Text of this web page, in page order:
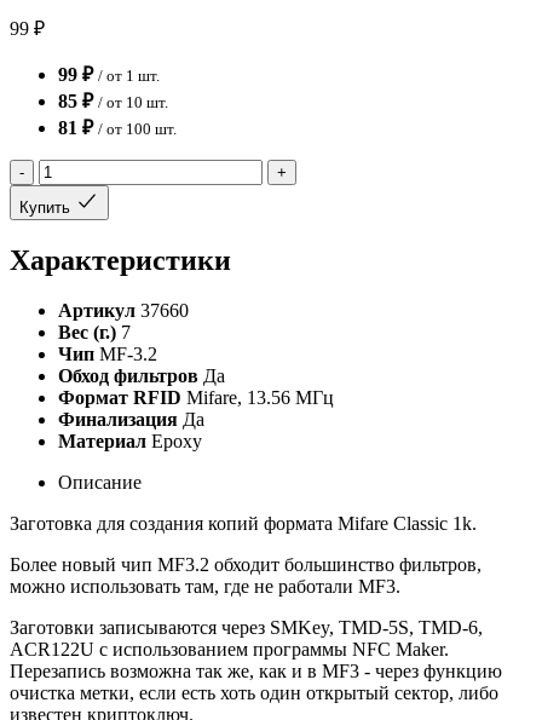
99 ₽
99 ₽ / от 1 шт.
85 ₽ / от 10 шт.
81 ₽ / от 100 шт.
-
+
Купить
Характеристики
Артикул 37660
Вес (г.) 7
Чип MF-3.2
Обход фильтров Да
Формат RFID Mifare, 13.56 МГц
Финализация Да
Материал Epoxy
Описание
Заготовка для создания копий формата Mifare Classic 1k.
Более новый чип MF3.2 обходит большинство фильтров,
можно использовать там, где не работали MF3.
Заготовки записываются через SMKey, TMD-5S, TMD-6,
ACR122U с использованием программы NFC Maker.
Перезапись возможна так же, как и в MF3 - через функцию
очистка метки, если есть хоть один открытый сектор, либо
известен криптоключ.